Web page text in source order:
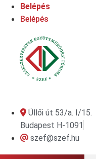
UgrásBelépés
Belépés
Üllői út 53/a. I/15.
Budapest H-1091
szef@szef.hu